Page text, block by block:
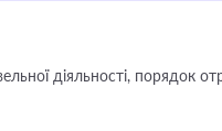
діяльності, порядок